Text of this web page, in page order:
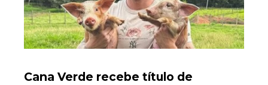
Cana Verde recebe título de